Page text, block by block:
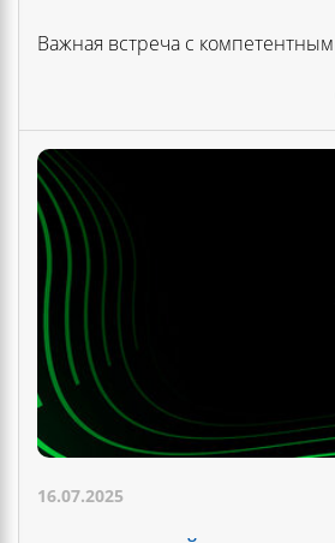
Важная встреча с
16.07.2025